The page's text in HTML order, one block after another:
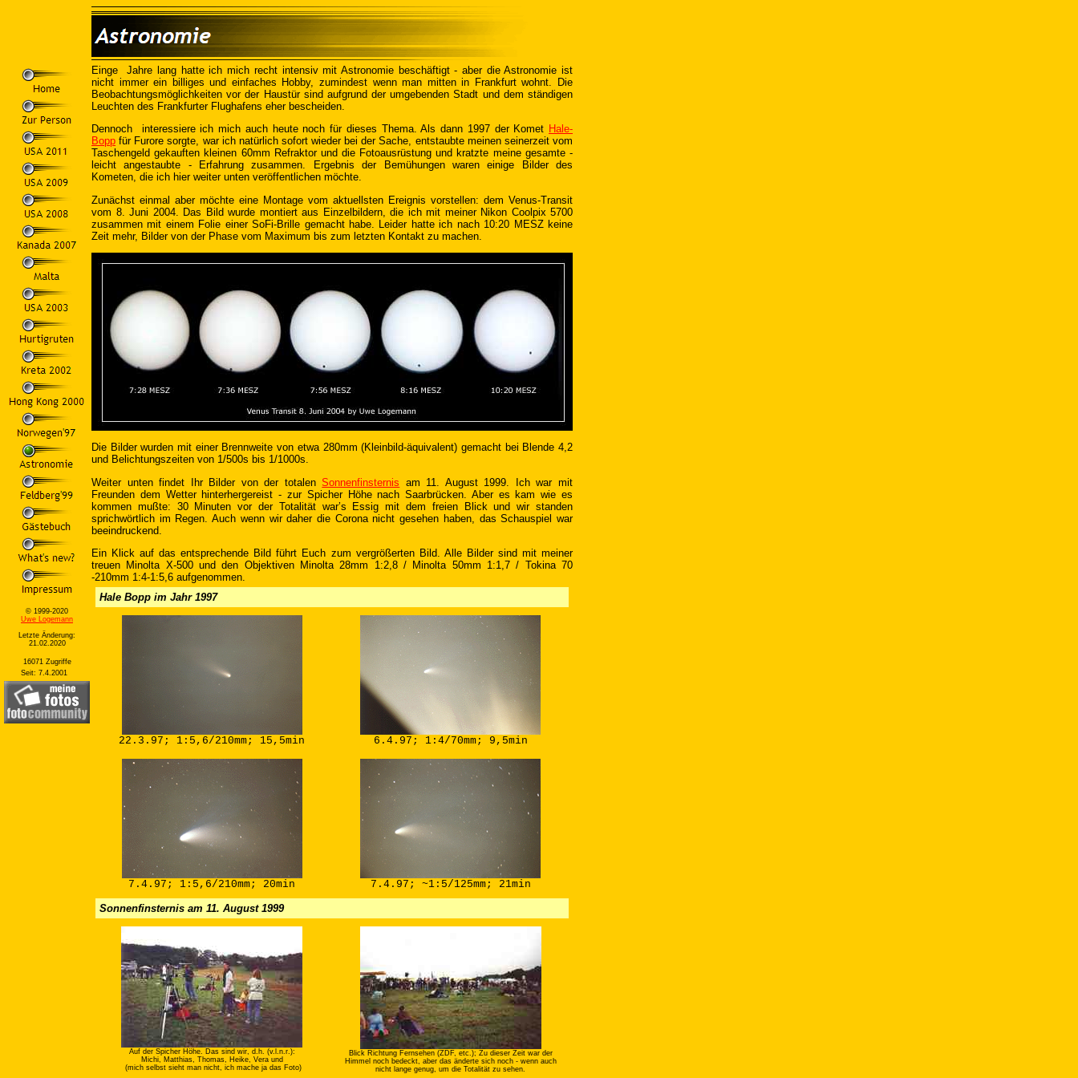
© 1999-2020
Uwe Logemann
Letzte Änderung:
21.02.2020
16071 Zugriffe
Seit: 7.4.2001
Einge Jahre lang hatte ich mich recht intensiv mit Astronomie beschäftigt - aber die Astronomie ist
nicht immer ein billiges und einfaches Hobby, zumindest wenn man mitten in Frankfurt wohnt. Die
Beobachtungsmöglichkeiten vor der Haustür sind aufgrund der umgebenden Stadt und dem ständigen
Leuchten des Frankfurter Flughafens eher bescheiden.
Dennoch interessiere ich mich auch heute noch für dieses Thema. Als dann 1997 der Komet Hale-
Bopp für Furore sorgte, war ich natürlich sofort wieder bei der Sache, entstaubte meinen seinerzeit vom
Taschengeld gekauften kleinen 60mm Refraktor und die Fotoausrüstung und kratzte meine gesamte -
leicht angestaubte - Erfahrung zusammen. Ergebnis der Bemühungen waren einige Bilder des
Kometen, die ich hier weiter unten veröffentlichen möchte.
Zunächst einmal aber möchte eine Montage vom aktuellsten Ereignis vorstellen: dem Venus-Transit
vom 8. Juni 2004. Das Bild wurde montiert aus Einzelbildern, die ich mit meiner Nikon Coolpix 5700
zusammen mit einem Folie einer SoFi-Brille gemacht habe. Leider hatte ich nach 10:20 MESZ keine
Zeit mehr, Bilder von der Phase vom Maximum bis zum letzten Kontakt zu machen.
Die Bilder wurden mit einer Brennweite von etwa 280mm (Kleinbild-äquivalent) gemacht bei Blende 4,2
und Belichtungszeiten von 1/500s bis 1/1000s.
Weiter unten findet Ihr Bilder von der totalenSonnenfinsternis am 11. August 1999. Ich war mit
Freunden dem Wetter hinterhergereist - zur Spicher Höhe nach Saarbrücken. Aber es kam wie es
kommen mußte: 30 Minuten vor der Totalität war’s Essig mit dem freien Blick und wir standen
sprichwörtlich im Regen. Auch wenn wir daher die Corona nicht gesehen haben, das Schauspiel war
beeindruckend.
Ein Klick auf das entsprechende Bild führt Euch zum vergrößerten Bild. Alle Bilder sind mit meiner
treuen Minolta X-500 und den Objektiven Minolta 28mm 1:2,8 / Minolta 50mm 1:1,7 / Tokina 70
-210mm 1:4-1:5,6 aufgenommen.
Hale Bopp im Jahr 1997
22.3.97; 1:5,6/210mm; 15,5min 6.4.97; 1:4/70mm; 9,5min
7.4.97; 1:5,6/210mm; 20min
7.4.97; ~1:5/125mm; 21min
Sonnenfinsternis am 11. August 1999
Auf der Spicher Höhe. Das sind wir, d.h. (v.l.n.r.):
Michi, Matthias, Thomas, Heike, Vera und
(mich selbst sieht man nicht, ich mache ja das Foto)
Blick Richtung Fernsehen (ZDF, etc.); Zu dieser Zeit war der
Himmel noch bedeckt, aber das änderte sich noch - wenn auch
nicht lange genug, um die Totalität zu sehen.